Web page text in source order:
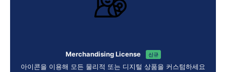
Merchandising License 신규
아이콘을 이용해 모든 물리적 또는 디지털 상품을 커스텀하세요